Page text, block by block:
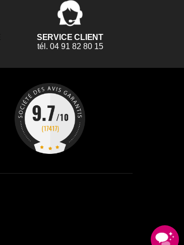
SERVICE CLIENT
tél. 04 91 82 80 15